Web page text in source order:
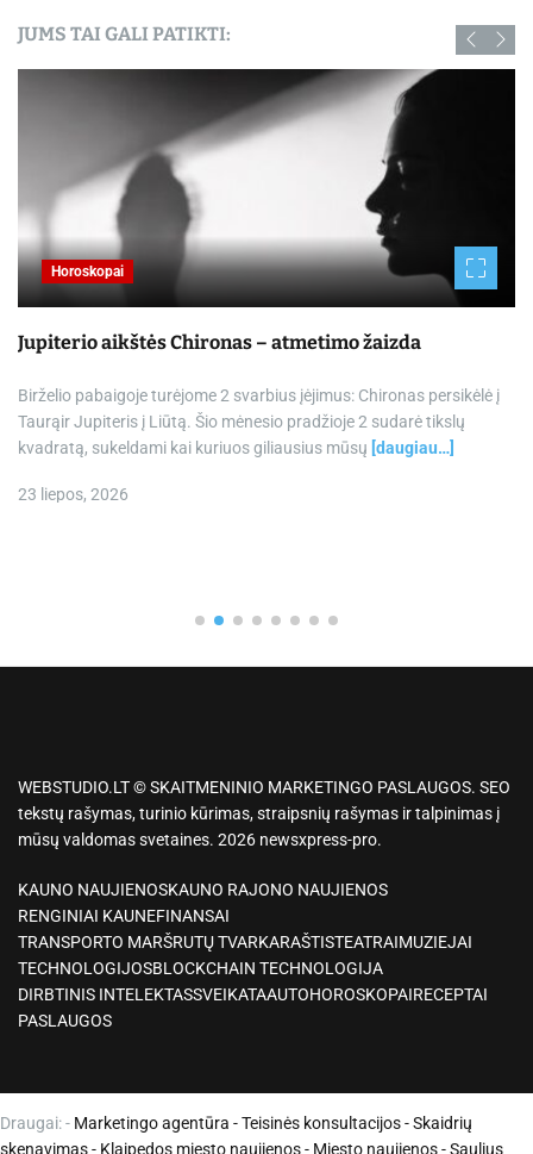
JUMS TAI GALI PATIKTI:
Horoskopai
Jupiterio aikštės Chironas – atmetimo žaizda
Birželio pabaigoje turėjome 2 svarbius įėjimus: Chironas persikėlė į
Taurąir Jupiteris į Liūtą. Šio mėnesio pradžioje 2 sudarė tikslų
kvadratą, sukeldami kai kuriuos giliausius mūsų [daugiau…]
23 liepos, 2026
WEBSTUDIO.LT © SKAITMENINIO MARKETINGO PASLAUGOS. SEO
tekstų rašymas, turinio kūrimas, straipsnių rašymas ir talpinimas į
mūsų valdomas svetaines. 2026 newsxpress-pro.
KAUNO NAUJIENOSKAUNO RAJONO NAUJIENOS
RENGINIAI KAUNEFINANSAI
TRANSPORTO MARŠRUTŲ TVARKARAŠTISTEATRAIMUZIEJAI
TECHNOLOGIJOSBLOCKCHAIN TECHNOLOGIJA
DIRBTINIS INTELEKTASSVEIKATAAUTOHOROSKOPAIRECEPTAI
PASLAUGOS
Draugai: - Marketingo agentūra -Teisinės konsultacijos-Skaidrių
skenavimas- Klaipedos miesto naujienos- Miesto naujienos-Saulius